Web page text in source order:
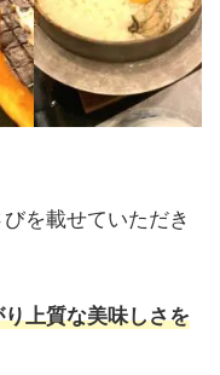
を載せていただき
上質な美味しさを